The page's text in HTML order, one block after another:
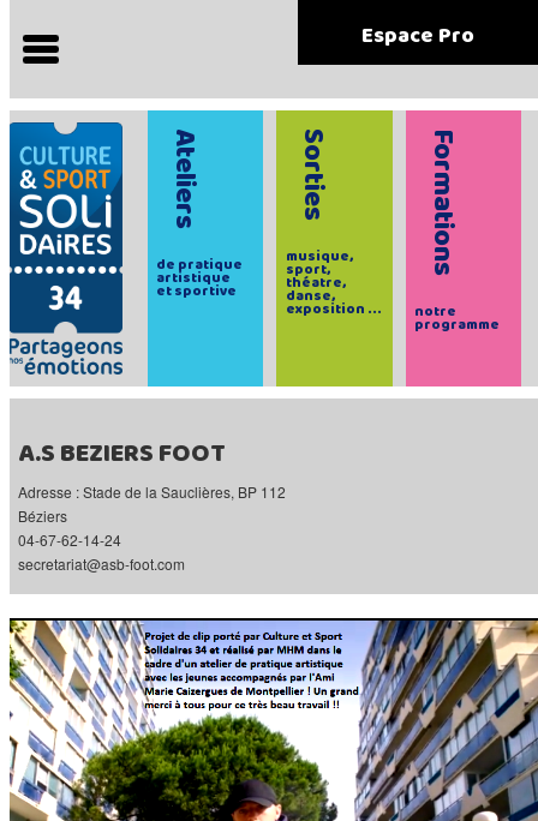
Espace Pro
Ateliers
de pratique
artistique
et sportive
Sorties
musique,
sport,
théatre,
danse,
exposition ...
Formations
notre
programme
A.S BEZIERS FOOT
Adresse : Stade de la Sauclières, BP 112
Béziers
04-67-62-14-24
secretariat@asb-foot.com